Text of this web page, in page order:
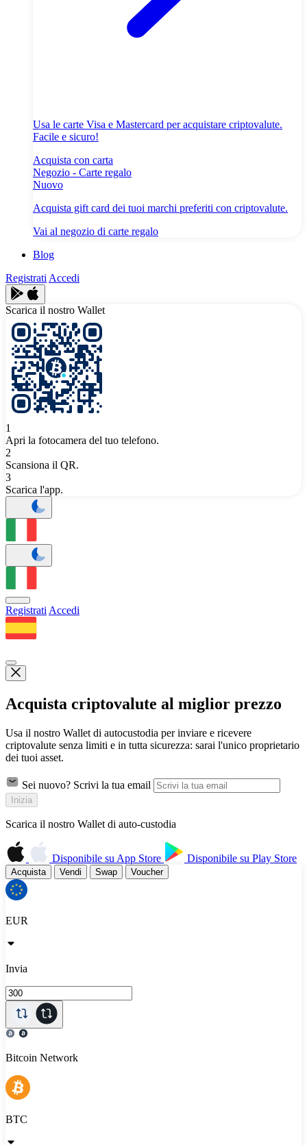
Usa le carte Visa e Mastercard per acquistare criptovalute.
Facile e sicuro!
Acquista con carta
Negozio - Carte regalo
Nuovo
Acquista gift card dei tuoi marchi preferiti con criptovalute.
Vai al negozio di carte regalo
Blog
Registrati Accedi
Scarica il nostro Wallet
1
Apri la fotocamera del tuo telefono.
2
Scansiona il QR.
3
Scarica l'app.
Registrati Accedi
Acquista criptovalute al miglior prezzo
Usa il nostro Wallet di autocustodia per inviare e ricevere
criptovalute senza limiti e in tutta sicurezza: sarai l'unico proprietario
dei tuoi asset.
Sei nuovo? Scrivi la tua email
Inizia
Scarica il nostro Wallet di auto-custodia
Disponibile su App Store Disponibile su Play Store
Acquista Vendi Swap Voucher
EUR
Invia
Bitcoin Network
BTC